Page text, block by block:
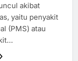
akibat
yaitu penyakit
(PMS) atau